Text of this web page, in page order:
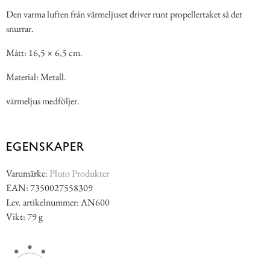
Den varma luften från värmeljuset driver runt propellertaket så det
snurrar.
Mått: 16,5 × 6,5 cm.
Material: Metall.
värmeljus medföljer.
EGENSKAPER
Varumärke: Pluto Produkter
EAN: 7350027558309
Lev. artikelnummer: AN600
Vikt: 79 g